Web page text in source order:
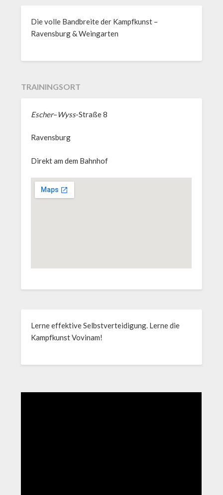
Die volle Bandbreite der Kampfkunst –
Ravensburg & Weingarten
TRAININGSORT
Escher–Wyss-Straße 8
Ravensburg
Direkt am dem Bahnhof
Lerne effektive Selbstverteidigung. Lerne die
Kampfkunst Vovinam!